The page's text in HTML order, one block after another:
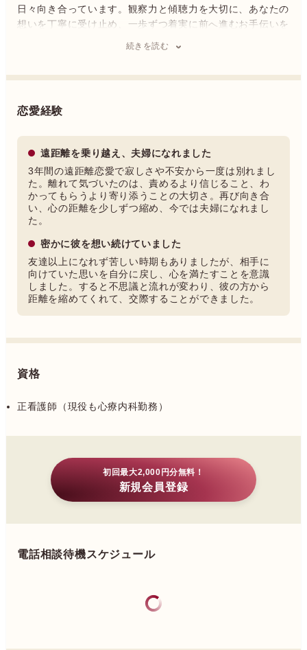
日々向き合っています。観察力と傾聴力を大切に、あなたの
想いを丁寧に受け止め、一歩ずつ着実に前へ進むお手伝いを
践的なアプローチをお伝えします。
の幸せを心から願い、全力でサポートいたします。
続きを読む
恋愛経験
遠距離を乗り越え、夫婦になれました
3年間の遠距離恋愛で寂しさや不安から一度は別れまし
た。離れて気づいたのは、責めるより信じること、わ
かってもらうより寄り添うことの大切さ。再び向き合
い、心の距離を少しずつ縮め、今では夫婦になれまし
た。
密かに彼を想い続けていました
友達以上になれず苦しい時期もありましたが、相手に
向けていた思いを自分に戻し、心を満たすことを意識
しました。すると不思議と流れが変わり、彼の方から
距離を縮めてくれて、交際することができました。
資格
正看護師（現役も心療内科勤務）
初回最大2,000円分無料！
新規会員登録
電話相談待機スケジュール